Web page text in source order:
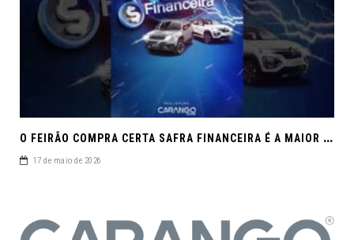
O
FEIRÃO COMPRA CERTA SAFRA FINANCEIRA É A MAIOR REUNIÃO DE SEMINOVOS DE MACEIÓ EM 2026.
17 de maio de 2026